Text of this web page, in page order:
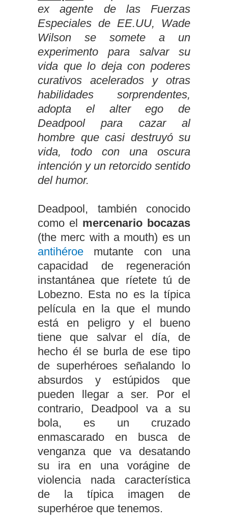
ex agente de las Fuerzas
Especiales de EE.UU, Wade
Wilson se somete a un
experimento para salvar su
vida que lo deja con poderes
curativos acelerados y otras
habilidades sorprendentes,
adopta el alter ego de
Deadpool para cazar al
hombre que casi destruyó su
vida, todo con una oscura
intención y un retorcido sentido
del humor.
Deadpool, también conocido
como el mercenario bocazas
(the merc with a mouth) es un
antihéroe mutante con una
capacidad de regeneración
instantánea que ríetete tú de
Lobezno. Esta no es la típica
película en la que el mundo
está en peligro y el bueno
tiene que salvar el día, de
hecho él se burla de ese tipo
de superhéroes señalando lo
absurdos y estúpidos que
pueden llegar a ser. Por el
contrario, Deadpool va a su
bola, es un cruzado
enmascarado en busca de
venganza que va desatando
su ira en una vorágine de
violencia nada característica
de la típica imagen de
superhéroe que tenemos.